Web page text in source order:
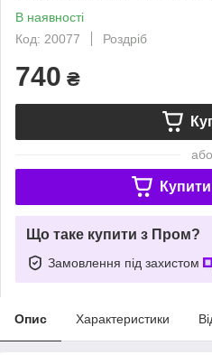
В наявності
Код: 20077
Роздріб
740 ₴
або
Що таке купити з Пром?
Замовлення під захистом
Опис Характеристики